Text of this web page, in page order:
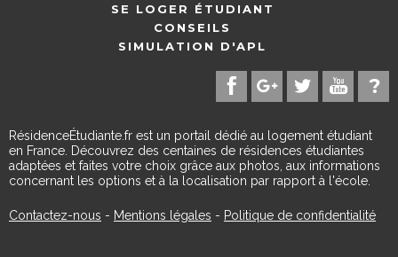
SE LOGER ÉTUDIANT
CONSEILS
SIMULATION D'APL
RésidenceÉtudiante.fr est un portail dédié au logement étudiant
en France. Découvrez des centaines de résidences étudiantes
adaptées et faites votre choix grâce aux photos, aux informations
concernant les options et à la localisation par rapport à l'école.
Contactez-nous - Mentions légales - Politique de confidentialité